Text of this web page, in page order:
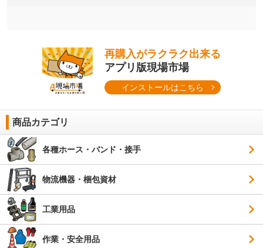
再購入がラクラク出来る
アプリ版現場市場
インストールはこちら
商品カテゴリ
各種ホース・バンド・接手
物流機器・梱包資材
工業用品
作業・安全用品